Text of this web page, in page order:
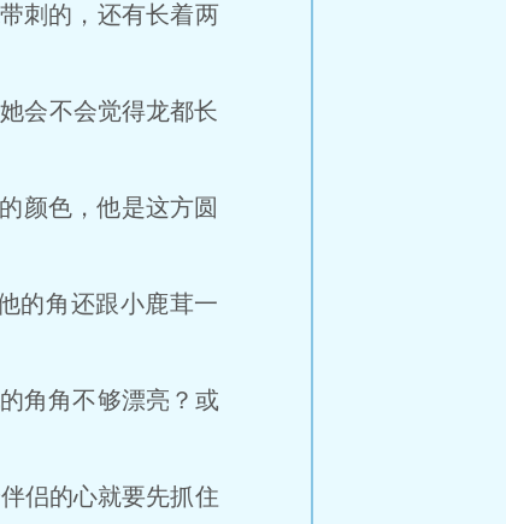
刺的，还有长着两
会不会觉得龙都长
颜色，他是这方圆
的角还跟小鹿茸一
角角不够漂亮？或
侣的心就要先抓住